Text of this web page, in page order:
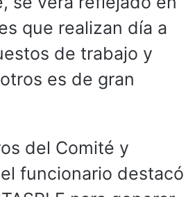
que realizan día a
de trabajo y
es de gran
del Comité y
funcionario destacó